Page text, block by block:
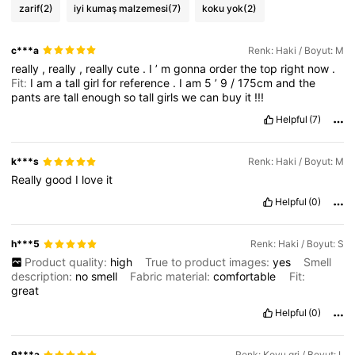
4,83 4.3M Takipçiler
4,83
zarif(2) iyi kumaş malzemesi(7) koku yok(2)
c***a Renk: Haki / Boyut: M
really , really , reallycute . I’ mgonnaorderthetop right now .
Fit: Iamatallgirlfor reference . Iam 5’ 9 /175cmandthe
pantsaretallenoughsotallgirlswecan buy it !!!
Helpful (7)
k***s Renk: Haki / Boyut: M
Reallygood I love it
Helpful (0)
h***5 Renk: Haki / Boyut: S
Product quality: high True to product images: yes
Smell
description: nosmell Fabric material:comfortable
Fit:
great
Helpful (0)